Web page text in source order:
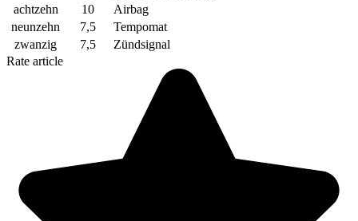
achtzehn
10
Airbag
neunzehn
7,5
Tempomat
zwanzig
7,5
Zündsignal
Rate article